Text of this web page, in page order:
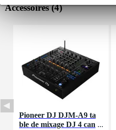
Accessoires (4)
Pioneer DJ DJM-A9 ta
ble de mixage DJ 4 can